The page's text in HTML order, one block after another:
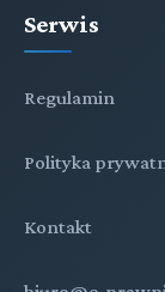
Serwis
Regulamin
Polityka
Kontakt